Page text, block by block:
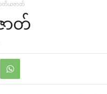
တိယဇာတ်
ာတ်